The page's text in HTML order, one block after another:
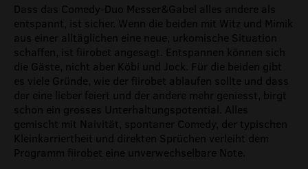
Dass das Comedy-Duo Messer&Gabel alles andere als
entspannt, ist sicher. Wenn die beiden mit Witz und Mimik
aus einer alltäglichen eine neue, urkomische Situation
schaffen, ist fiirobet angesagt. Entspannen können sich
die Gäste, nicht aber Köbi und Jock. Für die beiden gibt
es viele Gründe, wie der fiirobet ablaufen sollte und dass
der eine lieber feiert und der andere mehr geniesst, birgt
schon ein grosses Unterhaltungspotential. Alles
gemischt mit Naivität, spontaner Comedy, der typischen
Kleinkarriertheit und direkten Sprüchen verleiht dem
Programm fiirobet eine unverwechselbare Note.